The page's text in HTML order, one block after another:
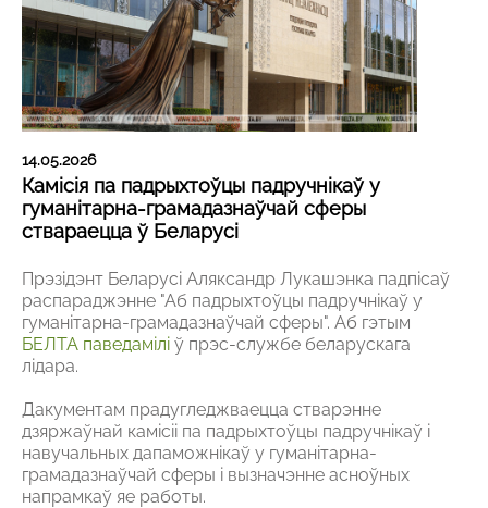
14.05.2026
Камісія па падрыхтоўцы падручнікаў у
гуманітарна-грамадазнаўчай сферы
ствараецца ў Беларусі
Прэзідэнт Беларусі Аляксандр Лукашэнка падпісаў
распараджэнне "Аб падрыхтоўцы падручнікаў у
гуманітарна-грамадазнаўчай сферы". Аб гэтым
БЕЛТА паведамілі ў прэс-службе беларускага
лідара.
Дакументам прадугледжваецца стварэнне
дзяржаўнай камісіі па падрыхтоўцы падручнікаў і
навучальных дапаможнікаў у гуманітарна-
грамадазнаўчай сферы і вызначэнне асноўных
напрамкаў яе работы.